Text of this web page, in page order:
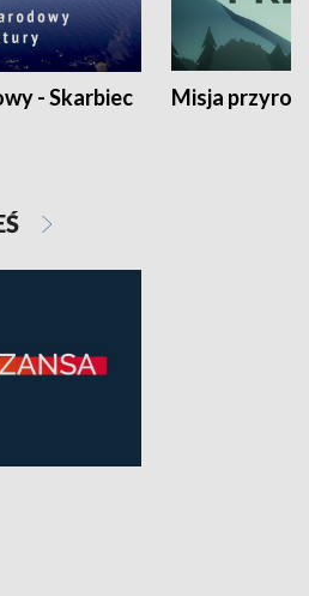
- Skarbiec
Misja